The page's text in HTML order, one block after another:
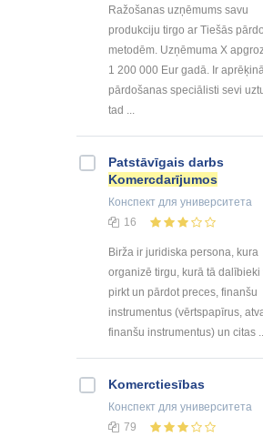
Ražošanas uzņēmums savu
produkciju tirgo ar Tiešās
metodēm. Uzņēmuma X
1 200 000 Eur gadā. Ir
pārdošanas speciālisti sevi
tad ...
Patstāvīgais darbs
Komercdarījumos
Конспект для университета
16
Birža ir juridiska persona, kura
organizē tirgu, kurā tā dalībieki
pirkt un pārdot preces, finanšu
instrumentus (vērtspapīrus,
finanšu instrumentus) un citas
Komerctiesības
Конспект для университета
79